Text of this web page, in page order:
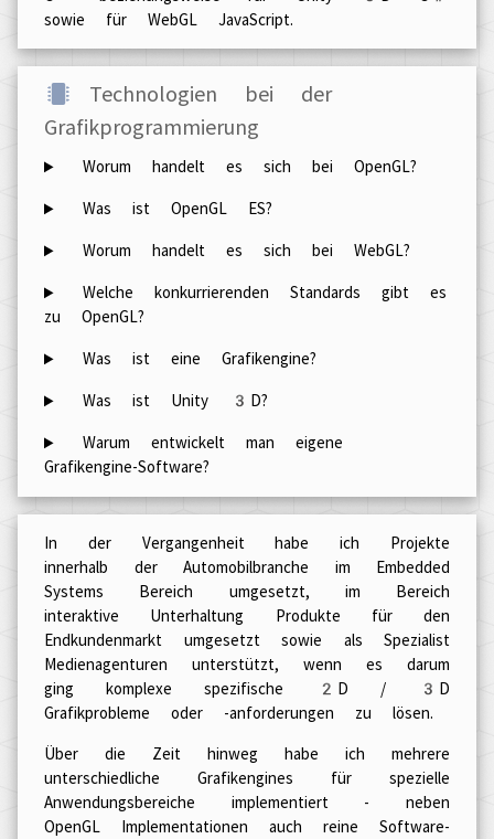
sowie für WebGL JavaScript.
Technologien bei der
Grafikprogrammierung
Worum handelt es sich bei OpenGL?
Was ist OpenGL ES?
Worum handelt es sich bei WebGL?
Welche konkurrierenden Standards gibt es
zu OpenGL?
Was ist eine Grafikengine?
Was ist Unity 3D?
Warum entwickelt man eigene
Grafikengine-Software?
In der Vergangenheit habe ich Projekte
innerhalb der Automobilbranche im Embedded
Systems Bereich umgesetzt, im Bereich
interaktive Unterhaltung Produkte für den
Endkundenmarkt umgesetzt sowie als Spezialist
Medienagenturen unterstützt, wenn es darum
ging komplexe spezifische 2D / 3D
Grafikprobleme oder -anforderungen zu lösen.
Über die Zeit hinweg habe ich mehrere
unterschiedliche Grafikengines für spezielle
Anwendungsbereiche implementiert - neben
OpenGL Implementationen auch reine Software-